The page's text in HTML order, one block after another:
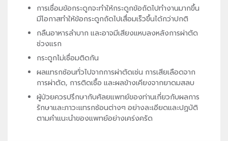
การเชื่อมข้อกระดูกจะทำให้กระดูกข้อถัดไปทำงานมากขึ้น
มีโอกาสทำให้ข้อกระดูกถัดไปเสื่อมเร็วขึ้นได้กว่าปกติ
กลืนอาหารลำบาก และอาจมีเสียงแหบลงหลังการผ่าตัด
ช่วงแรก
กระดูกไม่เชื่อมติดกัน
ผลแทรกซ้อนทั่วไปจากการผ่าตัดเช่น การเสียเลือดจาก
การผ่าตัด, การติดเชื้อ และผลข้างเคียงจากยาดมสลบ
ผู้ป่วยควรปรึกษากับศัลยแพทย์ของท่านเกี่ยวกับผลการ
รักษาและภาวะแทรกซ้อนต่างๆ อย่างละเอียดและปฏบัติ
ตามคำแนะนำของแพทย์อย่างเคร่งครัด